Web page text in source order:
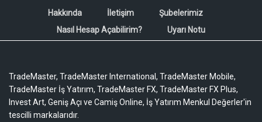
Hakkında İletişim
Şubelerimiz
Nasıl Hesap Açabilirim?
Uyarı Notu
TradeMaster, TradeMaster International, TradeMaster Mobile,
TradeMaster İş Yatırım, TradeMaster FX, TradeMaster FX Plus,
Invest Art, Geniş Açı ve Camiş Online, İş Yatırım Menkul Değerler'in
tescilli markalarıdır.